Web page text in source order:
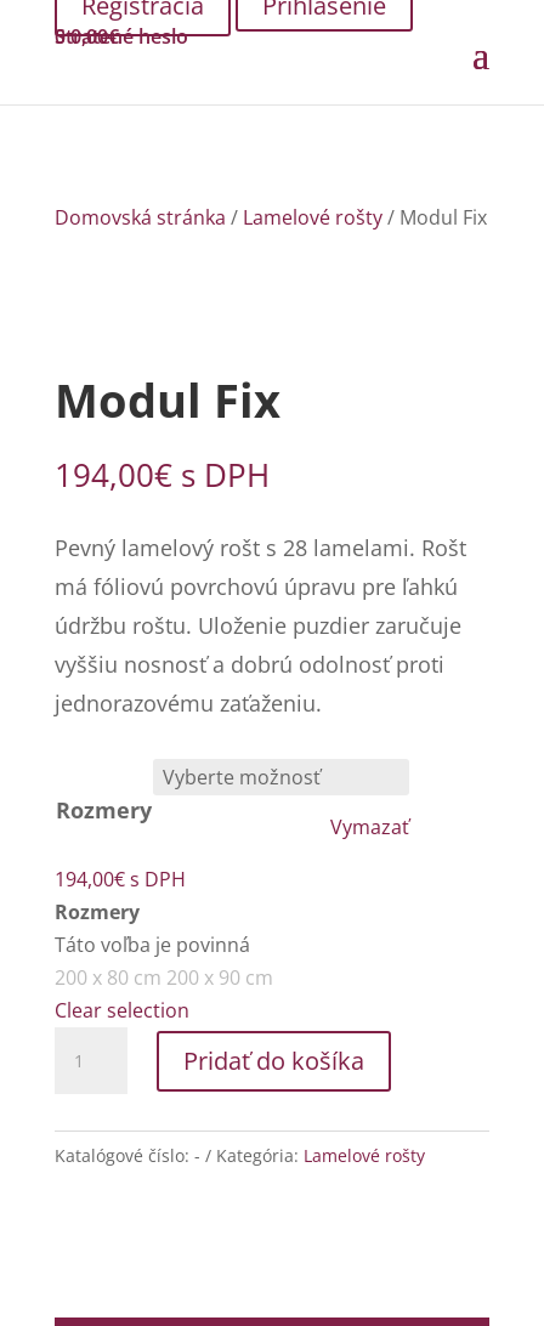
Stratené heslo
00,00€
Domovská stránka / Lamelové rošty/ Modul Fix
Modul Fix
194,00€ s DPH
Pevný lamelový rošt s 28 lamelami. Rošt
má fóliovú povrchovú úpravu pre ľahkú
údržbu roštu. Uloženie puzdier zaručuje
vyššiu nosnosť a dobrú odolnosť proti
jednorazovému zaťaženiu.
Rozmery
Vymazať
194,00€s DPH
Rozmery
Táto voľba je povinná
200 x 80 cm 200 x 90 cm
Clear selection
Modul
Pridať do košíka
Katalógové číslo: - Kategória: Lamelové rošty